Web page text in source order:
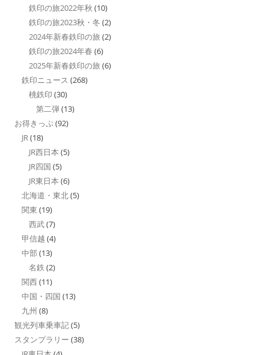
鉄印の旅2022年秋 (10)
鉄印の旅2023秋・冬 (2)
2024年新春鉄印の旅 (2)
鉄印の旅2024年春 (6)
2025年新春鉄印の旅 (6)
鉄印ニュース (268)
桃鉄印 (30)
第二弾(13)
お得きっぷ(92)
JR(18)
JR西日本 (5)
JR四国 (5)
JR東日本 (6)
北海道・東北(5)
関東 (19)
西武(7)
甲信越 (4)
中部 (13)
名鉄 (2)
関西(11)
中国・四国 (13)
九州 (8)
観光列車乗車記(5)
スタンプラリー (38)